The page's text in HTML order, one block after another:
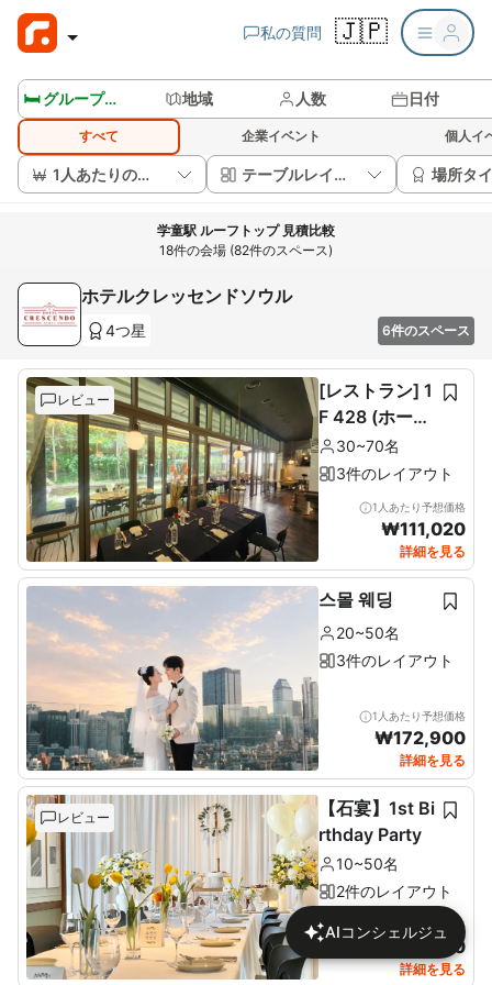
私の質問 🇯🇵
🛏️ グループルームを見る 地域 人数 日付
すべて 企業イベント 個人イ
1人あたりの価格 テーブルレイアウト 場所タ
学童駅 ルーフトップ 見積比較
18件の会場 (82件のスペース)
ホテルクレッセンドソウル
4つ星 6件のスペース
レビュー
[レストラン] 1
F 428 (ホール
60席+ルーム1
0席)
30~70名
3件のレイアウト
1人あたり予想価格
₩111,020
詳細を見る
스몰 웨딩
20~50名
3件のレイアウト
1人あたり予想価格
₩172,900
詳細を見る
レビュー
【石宴】1st Bi
rthday Party
10~50名
2件のレイアウト
1人あたり予想価格
137,680
詳細を見る
AIコンシェルジュ